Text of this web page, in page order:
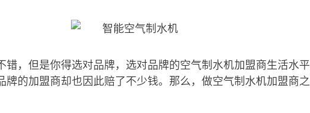
错，但是你得选对品牌，选对品牌的空气制水机加盟商生活水
牌的加盟商却也因此赔了不少钱。那么，做空气制水机加盟商